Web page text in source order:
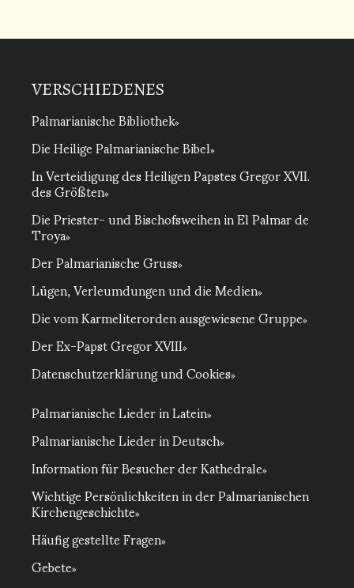
VERSCHIEDENES
Palmarianische Bibliothek
Die Heilige Palmarianische Bibel
In Verteidigung des Heiligen Papstes Gregor XVII.
des Größten
Die Priester- und Bischofsweihen in El Palmar de
Troya
Der Palmarianische Gruss
Lügen, Verleumdungen und die Medien
Die vom Karmeliterorden ausgewiesene Gruppe
Der Ex-Papst Gregor XVIII
Datenschutzerklärung und Cookies
Palmarianische Lieder in Latein
Palmarianische Lieder in Deutsch
Information für Besucher der Kathedrale
Wichtige Persönlichkeiten in der Palmarianischen
Kirchengeschichte
Häufig gestellte Fragen
Gebete